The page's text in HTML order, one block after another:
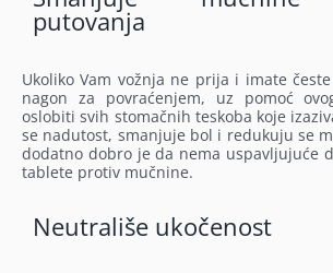
putovanja
Ukoliko Vam vožnja ne prija i imate
nagon za povraćenjem, uz pomoć
oslobiti svih stomačnih teskoba koje
se nadutost, smanjuje bol i redukuju se
dodatno dobro je da nema uspavljujuće
tablete protiv mučnine.
Neutrališe ukočenost